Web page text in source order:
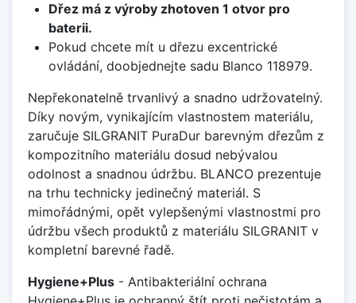
Dřez má z výroby zhotoven 1 otvor pro
baterii.
Pokud chcete mít u dřezu excentrické
ovládání, doobjednejte sadu Blanco 118979.
Nepřekonatelně trvanlivý a snadno udržovatelný.
Díky novým, vynikajícím vlastnostem materiálu,
zaručuje SILGRANIT PuraDur barevným dřezům z
kompozitního materiálu dosud nebývalou
odolnost a snadnou údržbu. BLANCO prezentuje
na trhu technicky jedinečný materiál. S
mimořádnými, opět vylepšenými vlastnostmi pro
údržbu všech produktů z materiálu SILGRANIT v
kompletní barevné řadě.
Hygiene+Plus - Antibakteriální ochrana